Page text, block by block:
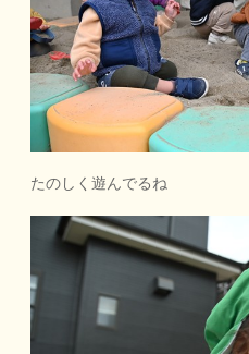
たのしく遊んでるね